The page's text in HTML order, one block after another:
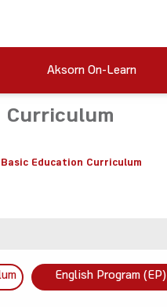
Aksorn On-Learn
Curriculum
Basic Education Curriculum
English Program (EP)